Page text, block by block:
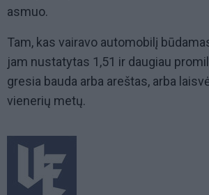
asmuo.
Tam, kas vairavo automobilį
jam nustatytas 1,51 ir daugiau
gresia bauda arba areštas, arba
vienerių metų.